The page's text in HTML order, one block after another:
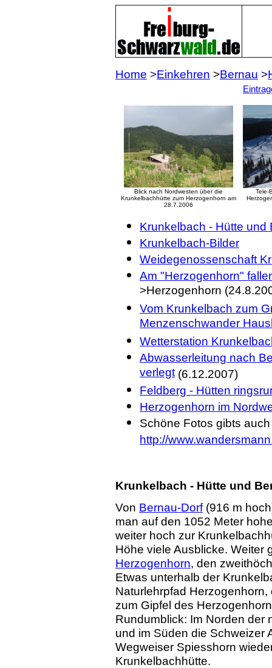
Home >Einkehren >Bernau >
Blick nach Nordwesten über die
Krunkelbachhütte zum Herzogenhorn am
28.7.2006
Tele-
Krunkelbach - Hütte und
Krunkelbach-Bilder
Weidegenossenschaft
Am "Herzogenhorn"
>Herzogenhorn
Vom Krunkelbach zum
Menzenschwander
Wetterstation
Abwasserleitung nach
verlegt(6.12.2007)
Feldberg - Hütten
Herzogenhorn im
Schöne Fotos gibts
http://
Krunkelbach - Hütte und
Von Bernau-Dorf(916 m
man auf den 1052 Meter
weiter hoch zur
Höhe viele Ausblicke. Weiter
Herzogenhorn, den
Etwas unterhalb der
Naturlehrpfad
zum Gipfel des
Rundumblick: Im Norden der
und im Süden die Schweizer
Wegweiser Spiesshorn
Krunkelbachhütte.